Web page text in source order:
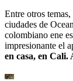
Entre otros
ciudades de
colombiano ene
impresionante el
en casa, en Cali.